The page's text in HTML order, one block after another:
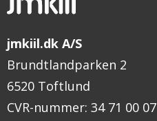
jmkiil.dk A/S
Brundtlandparken 2
6520 Toftlund
CVR-nummer: 34 71 00 07